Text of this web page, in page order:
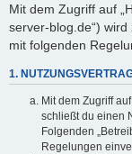
Mit dem Zugriff auf
server-blog.de“)
mit folgenden
1.
Mit dem Zugriff
schließt du einen
Folgenden
Regelungen